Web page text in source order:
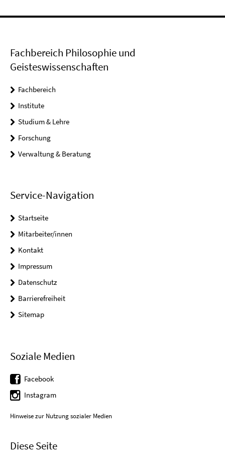
Fachbereich Philosophie und
Geisteswissenschaften
Fachbereich
Institute
Studium & Lehre
Forschung
Verwaltung & Beratung
Service-Navigation
Startseite
Mitarbeiter/innen
Kontakt
Impressum
Datenschutz
Barrierefreiheit
Sitemap
Soziale Medien
Facebook
Instagram
Hinweise zur Nutzung sozialer Medien
Diese Seite